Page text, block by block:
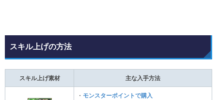
スキル上げの方法
スキル上げ素材 主な入手方法
・ モンスターポイントで購入